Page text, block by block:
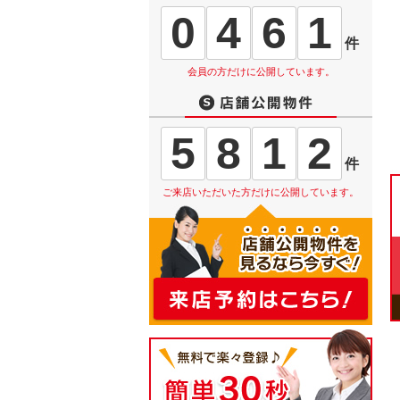
0 4 6 1 件
会員の方だけに公開しています。
5 8 1 2 件
ご来店いただいた方だけに公開しています。